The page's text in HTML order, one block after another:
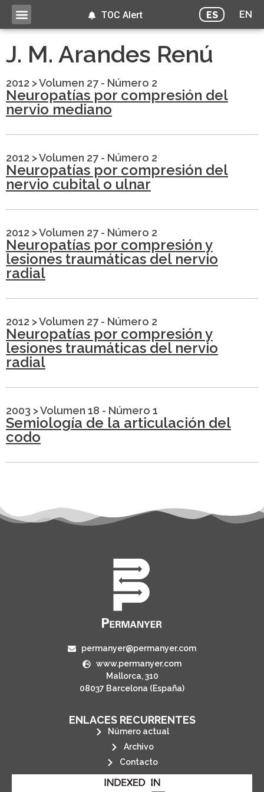
ES EN
TOC Alert
J. M. Arandes Renú
2012 >Volumen 27 - Número 2
Neuropatías por compresión del
nervio mediano
2012 >Volumen 27 - Número 2
Neuropatías por compresión del
nervio cubital o ulnar
2012 >Volumen 27 - Número 2
Neuropatías por compresión y
lesiones traumáticas del nervio
radial
2012 >Volumen 27 - Número 2
Neuropatías por compresión y
lesiones traumáticas del nervio
radial
2003 >Volumen 18 - Número 1
Semiología de la articulación del
codo
permanyer@permanyer.com
www.permanyer.com
Mallorca, 310
08037 Barcelona (España)
ENLACES RECURRENTES
Número actual
Archivo
Contacto